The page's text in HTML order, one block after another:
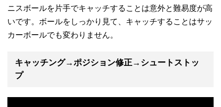
ニスボールを片手でキャッチすることは意外と難易度が高
いです。ボールをしっかり見て、キャッチすることはサッ
カーボールでも変わりません。
キャッチング→ポジション修正→シュートストッ
プ